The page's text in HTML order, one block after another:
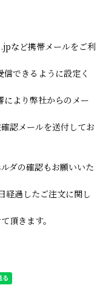
など携帯メールをご利
できるように設定く
により弊社からのメー
認メールを送付してお
ダの確認もお願いいた
経過したご注文に関し
頂きます。